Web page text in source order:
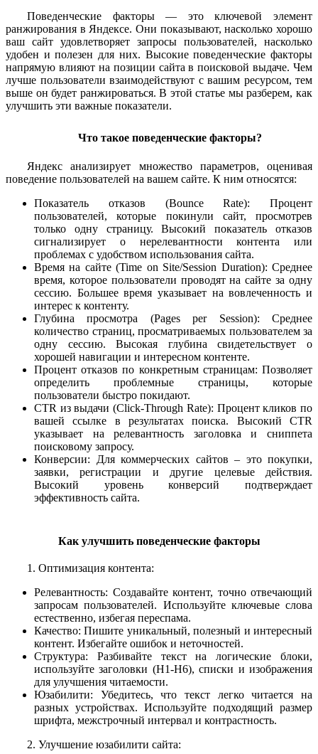
Поведенческие факторы — это ключевой элемент
ранжирования в Яндексе. Они показывают, насколько хорошо
ваш сайт удовлетворяет запросы пользователей, насколько
удобен и полезен для них. Высокие поведенческие факторы
напрямую влияют на позиции сайта в поисковой выдаче. Чем
лучше пользователи взаимодействуют с вашим ресурсом, тем
выше он будет ранжироваться. В этой статье мы разберем, как
улучшить эти важные показатели.
Что такое поведенческие факторы?
Яндекс анализирует множество параметров, оценивая
поведение пользователей на вашем сайте. К ним относятся:
Показатель отказов (Bounce Rate): Процент
пользователей, которые покинули сайт, просмотрев
только одну страницу. Высокий показатель отказов
сигнализирует о нерелевантности контента или
проблемах с удобством использования сайта.
Время на сайте (Time on Site/Session Duration): Среднее
время, которое пользователи проводят на сайте за одну
сессию. Большее время указывает на вовлеченность и
интерес к контенту.
Глубина просмотра (Pages per Session): Среднее
количество страниц, просматриваемых пользователем за
одну сессию. Высокая глубина свидетельствует о
хорошей навигации и интересном контенте.
Процент отказов по конкретным страницам: Позволяет
определить проблемные страницы, которые
пользователи быстро покидают.
CTR из выдачи (Click-Through Rate): Процент кликов по
вашей ссылке в результатах поиска. Высокий CTR
указывает на релевантность заголовка и сниппета
поисковому запросу.
Конверсии: Для коммерческих сайтов – это покупки,
заявки, регистрации и другие целевые действия.
Высокий уровень конверсий подтверждает
эффективность сайта.
Как улучшить поведенческие факторы
1. Оптимизация контента:
Релевантность: Создавайте контент, точно отвечающий
запросам пользователей. Используйте ключевые слова
естественно, избегая переспама.
Качество: Пишите уникальный, полезный и интересный
контент. Избегайте ошибок и неточностей.
Структура: Разбивайте текст на логические блоки,
используйте заголовки (H1-H6), списки и изображения
для улучшения читаемости.
Юзабилити: Убедитесь, что текст легко читается на
разных устройствах. Используйте подходящий размер
шрифта, межстрочный интервал и контрастность.
2. Улучшение юзабилити сайта: